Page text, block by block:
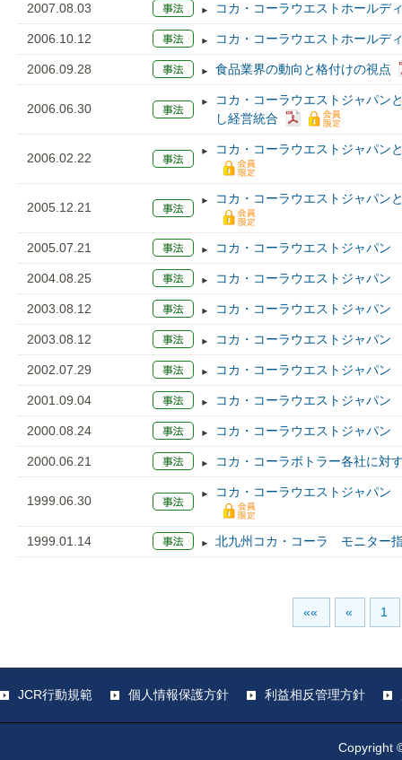
2007.08.03 コカ・コーラウエストホール
2006.10.12 コカ・コーラウエストホール
2006.09.28 食品業界の動向と格付けの視点
2006.06.30
コカ・コーラウエストジャパン
し経営統合
2006.02.22
コカ・コーラウエストジャパン
2005.12.21
コカ・コーラウエストジャパン
2005.07.21 コカ・コーラウエストジャパン
2004.08.25 コカ・コーラウエストジャパン
2003.08.12 コカ・コーラウエストジャパ
2003.08.12 コカ・コーラウエストジャパン
2002.07.29 コカ・コーラウエストジャパ
2001.09.04 コカ・コーラウエストジャパ
2000.08.24 コカ・コーラウエストジャパ
2000.06.21 コカ・コーラボトラー各社に対
1999.06.30
コカ・コーラウエストジャパ
1999.01.14 北九州コカ・コーラ モニター
«« « 1
JCR行動規範 個人情報保護方針 利益相反管理方針
Copyright